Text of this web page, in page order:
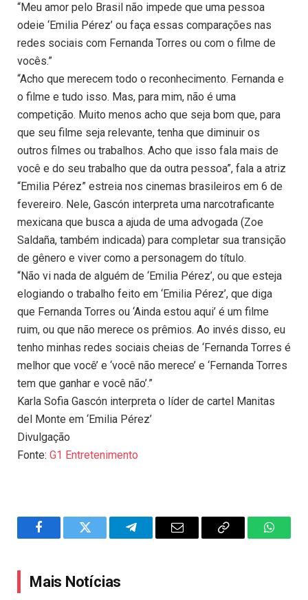
“Meu amor pelo Brasil não impede que uma pessoa
odeie ‘Emilia Pérez’ ou faça essas comparações nas
redes sociais com Fernanda Torres ou com o filme de
vocês.”
“Acho que merecem todo o reconhecimento. Fernanda e
o filme e tudo isso. Mas, para mim, não é uma
competição. Muito menos acho que seja bom que, para
que seu filme seja relevante, tenha que diminuir os
outros filmes ou trabalhos. Acho que isso fala mais de
você e do seu trabalho que da outra pessoa”, fala a atriz
“Emilia Pérez” estreia nos cinemas brasileiros em 6 de
fevereiro. Nele, Gascón interpreta uma narcotraficante
mexicana que busca a ajuda de uma advogada (Zoe
Saldaña, também indicada) para completar sua transição
de gênero e viver como a personagem do título.
“Não vi nada de alguém de ‘Emilia Pérez’, ou que esteja
elogiando o trabalho feito em ‘Emilia Pérez’, que diga
que Fernanda Torres ou ‘Ainda estou aqui’ é um filme
ruim, ou que não merece os prêmios. Ao invés disso, eu
tenho minhas redes sociais cheias de ‘Fernanda Torres é
melhor que você’ e ‘você não merece’ e ‘Fernanda Torres
tem que ganhar e você não’.”
Karla Sofia Gascón interpreta o líder de cartel Manitas
del Monte em ‘Emilia Pérez’
Divulgação
Fonte: G1 Entretenimento
FacebookTwitter TelegramEmail
Copy
Mais Notícias